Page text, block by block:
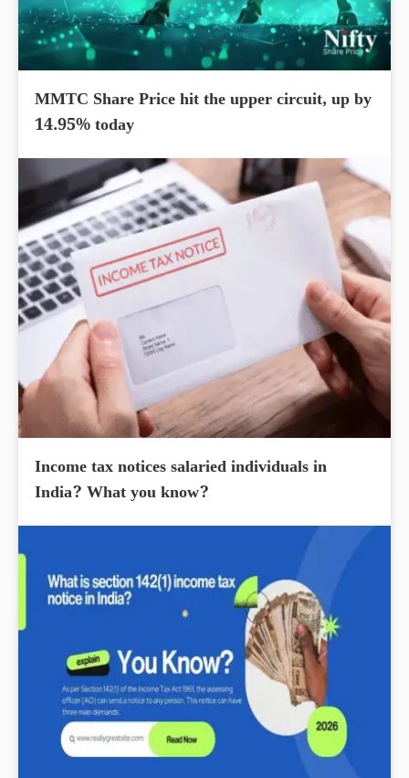
MMTC Share Price hit the upper circuit, up by
14.95% today
Income tax notices salaried individuals in
India? What you know?